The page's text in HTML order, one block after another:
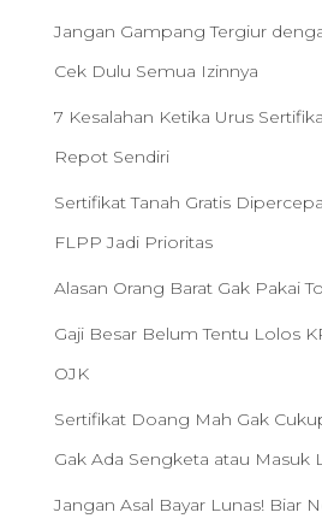
Jangan Gampang Tergiur
Cek Dulu Semua Izinnya
7 Kesalahan Ketika Urus
Repot Sendiri
Sertifikat Tanah Gratis
FLPP Jadi Prioritas
Alasan Orang Barat Gak Pakai
Gaji Besar Belum Tentu Lolos
OJK
Sertifikat Doang Mah Gak
Gak Ada Sengketa atau Masuk
Jangan Asal Bayar Lunas! Biar